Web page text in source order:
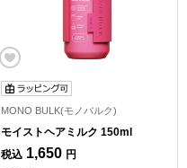
MONO BULK(モノバルク)
モイストヘアミルク 150ml
税込 1,650 円